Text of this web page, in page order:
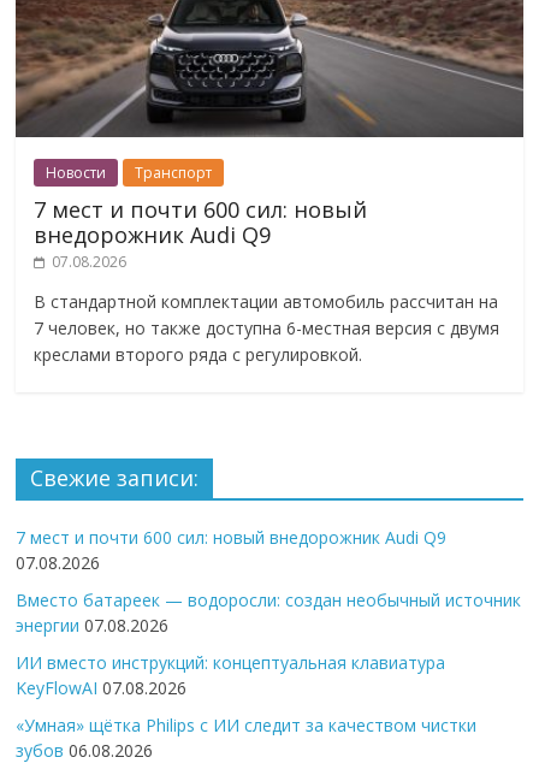
Новости Транспорт
7 мест и почти 600 сил: новый
внедорожник Audi Q9
07.08.2026
В стандартной комплектации автомобиль рассчитан на
7 человек, но также доступна 6-местная версия с двумя
креслами второго ряда с регулировкой.
Свежие записи:
7 мест и почти 600 сил: новый внедорожник Audi Q9
07.08.2026
Вместо батареек — водоросли: создан необычный источник
энергии 07.08.2026
ИИ вместо инструкций: концептуальная клавиатура
KeyFlowAI 07.08.2026
«Умная» щётка Philips с ИИ следит за качеством чистки
зубов 06.08.2026